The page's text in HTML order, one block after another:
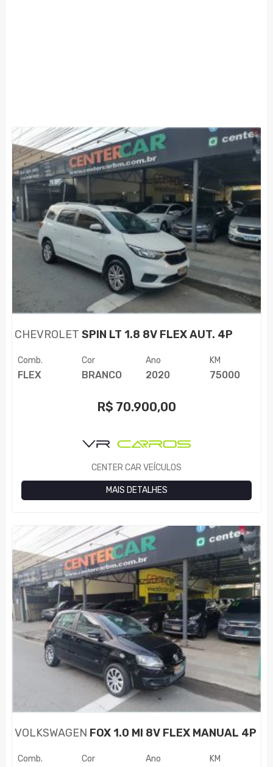
CHEVROLET SPIN LT 1.8 8V FLEX AUT. 4P
Comb.
FLEX
Cor
BRANCO
Ano
2020
KM
75000
R$ 70.900,00
CENTER CAR VEÍCULOS
MAIS DETALHES
VOLKSWAGEN FOX 1.0 MI 8V FLEX MANUAL 4P
Comb. Cor Ano KM